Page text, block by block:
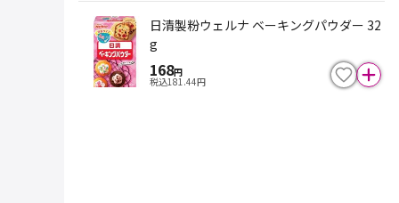
日清製粉ウェルナ ベーキングパウダー 32
g
168円
税込181.44円